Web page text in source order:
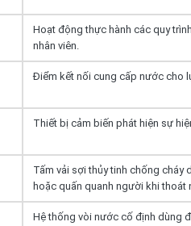
Hoạt động thực hành các quy
nhân viên.
Điểm kết nối cung cấp nước cho
Thiết bị cảm biến phát hiện sự
Tấm vải sợi thủy tinh chống cháy
hoặc quấn quanh người khi thoát
Hệ thống vòi nước cố định dùng